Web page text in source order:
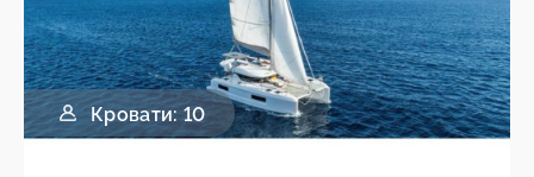
Кровати: 10